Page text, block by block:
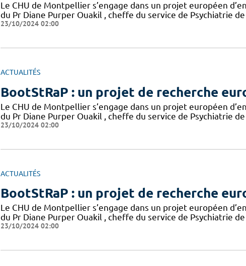
Le CHU de Montpellier s’engage dans un projet européen
du Pr Diane Purper Ouakil , cheffe du service de Psychiatrie
23/10/2024 02:00
ACTUALITÉS
BootStRaP : un projet de recherche
Le CHU de Montpellier s’engage dans un projet européen
du Pr Diane Purper Ouakil , cheffe du service de Psychiatrie
23/10/2024 02:00
ACTUALITÉS
BootStRaP : un projet de recherche
Le CHU de Montpellier s’engage dans un projet européen
du Pr Diane Purper Ouakil , cheffe du service de Psychiatrie
23/10/2024 02:00